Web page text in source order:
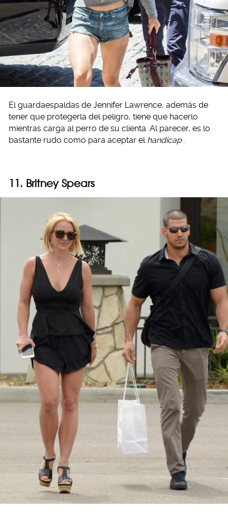
El guardaespaldas de Jennifer Lawrence, además de
tener que protegerla del peligro, tiene que hacerlo
mientras carga al perro de su clienta. Al parecer, es lo
bastante rudo como para aceptar el handicap .
11. Britney Spears